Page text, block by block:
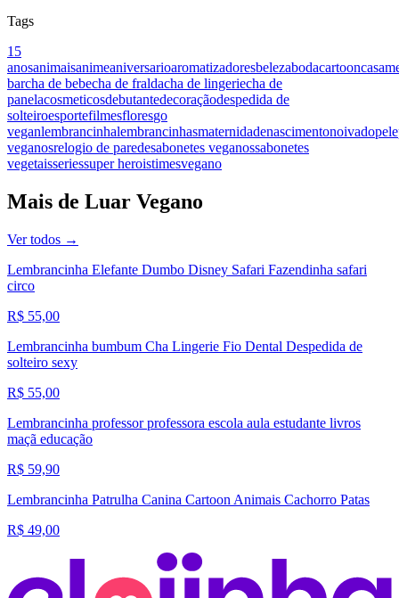
Tags
15
anosanimaisanimeaniversarioaromatizadoresbelezabodacartoon
barcha de bebecha de fraldacha de lingeriecha de
panelacosmeticosdebutantedecoraçãodespedida de
solteiroesportefilmesfloresgo
veganlembrancinhalembrancinhasmaternidadenascimentonoivadopele
veganosrelogio de paredesabonetes veganossabonetes
vegetaisseriessuper heroistimesvegano
Mais de Luar Vegano
Ver todos →
Lembrancinha Elefante Dumbo Disney Safari Fazendinha safari
circo
R$ 55,00
Lembrancinha bumbum Cha Lingerie Fio Dental Despedida de
solteiro sexy
R$ 55,00
Lembrancinha professor professora escola aula estudante livros
maçã educação
R$ 59,90
Lembrancinha Patrulha Canina Cartoon Animais Cachorro Patas
R$ 49,00